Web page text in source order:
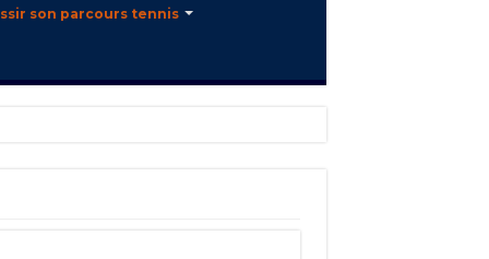
son parcours tennis